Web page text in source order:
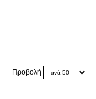
Προβολή